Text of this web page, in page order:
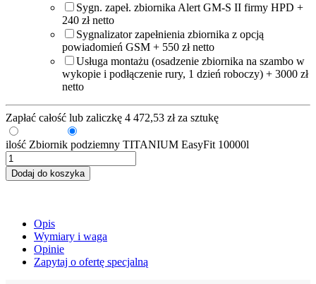
Sygn. zapeł. zbiornika Alert GM-S II firmy HPD +
240 zł netto
Sygnalizator zapełnienia zbiornika z opcją
powiadomień GSM + 550 zł netto
Usługa montażu (osadzenie zbiornika na szambo w
wykopie i podłączenie rury, 1 dzień roboczy) + 3000 zł
netto
Zapłać całość lub zaliczkę 4 472,53 zł za sztukę
ilość Zbiornik podziemny TITANIUM EasyFit 10000l
Dodaj do koszyka
Opis
Wymiary i waga
Opinie
Zapytaj o ofertę specjalną